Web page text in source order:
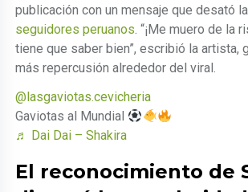
publicación con un mensaje que desató
seguidores peruanos. “¡Me muero de la
tiene que saber bien”, escribió la artista,
más repercusión alrededor del viral.
@lasgaviotas.cevicheria
Gaviotas al Mundial
♬ Dai Dai – Shakira
El reconocimiento de